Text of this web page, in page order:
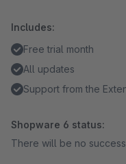
Includes:
Free trial month
All updates
Support from the
Shopware 6 status:
There will be no